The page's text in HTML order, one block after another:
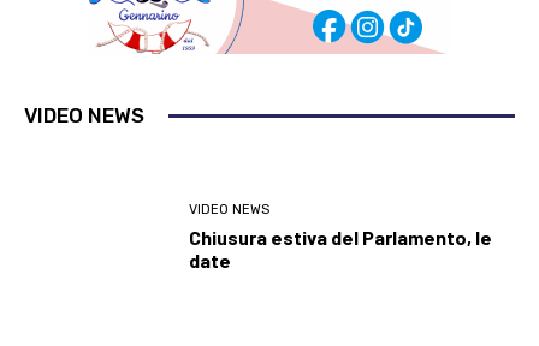
VIDEO NEWS
VIDEO NEWS
Chiusura estiva del Parlamento, le
date